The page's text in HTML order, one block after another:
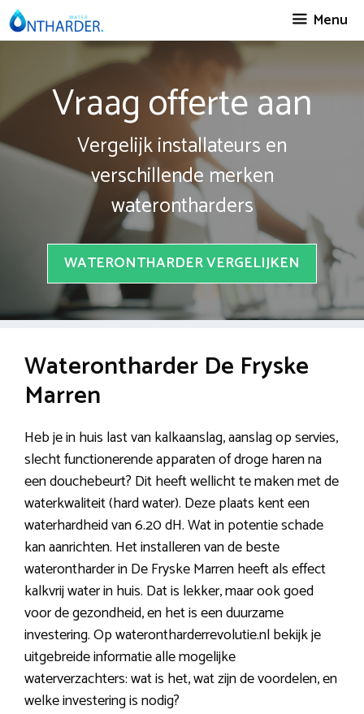
Spring
naar
Menu
Vraag offerte aan
Vergelijk installateurs en
verschillende merken
waterontharders
WATERONTHARDER VERGELIJKEN
Waterontharder De Fryske
Marren
Heb je in huis last van kalkaanslag, aanslag op servies,
slecht functionerende apparaten of droge haren na
een douchebeurt? Dit heeft wellicht te maken met de
waterkwaliteit (hard water). Deze plaats kent een
waterhardheid van 6.20 dH. Wat in potentie schade
kan aanrichten. Het installeren van de beste
waterontharder in De Fryske Marren heeft als effect
kalkvrij water in huis. Dat is lekker, maar ook goed
voor de gezondheid, en het is een duurzame
investering. Op waterontharderrevolutie.nl bekijk je
uitgebreide informatie alle mogelijke
waterverzachters: wat is het, wat zijn de voordelen, en
welke investering is nodig?